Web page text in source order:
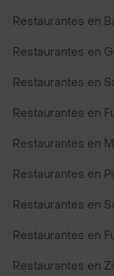
Restaurantes en
Restaurantes en
Restaurantes en
Restaurantes en
Restaurantes en
Restaurantes en
Restaurantes en
Restaurantes en
Restaurantes en